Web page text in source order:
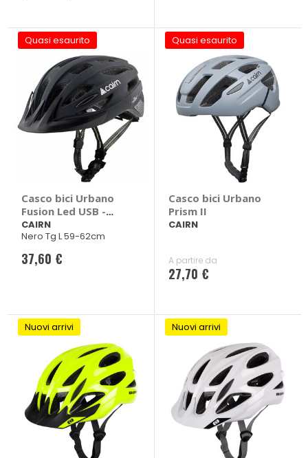
Quasi esaurito
Casco bici Urbano
Fusion Led USB -
CAIRN
CAIRN
Nero Tg L 59-62cm
37,60 €
Quasi esaurito
Casco bici Urbano
Prism II
CAIRN
A partire da
27,70 €
Nuovi arrivi Nuovi arrivi